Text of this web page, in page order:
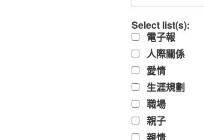
Select list(s):
電子報
人際關係
愛情
生涯規劃
職場
親子